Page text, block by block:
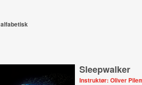
alfabetisk
Sleepwalker
Instruktør: Oliver